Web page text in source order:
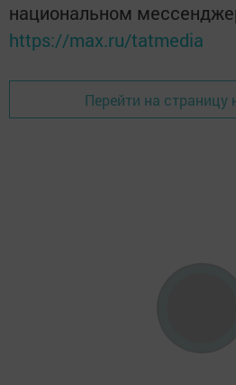
национальном
https://max.ru/tatmedia
Перейти на страницу